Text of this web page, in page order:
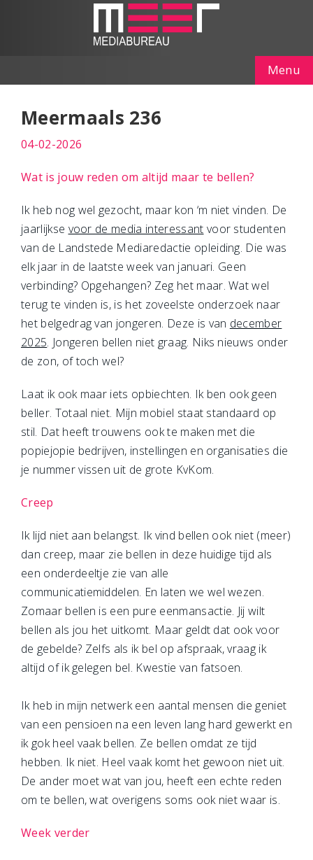
Menu
Meermaals 236
04-02-2026
Wat is jouw reden om altijd maar te bellen?
Ik heb nog wel gezocht, maar kon ‘m niet vinden. De
jaarlijkse voor de media interessant voor studenten
van de Landstede Mediaredactie opleiding. Die was
elk jaar in de laatste week van januari. Geen
verbinding? Opgehangen? Zeg het maar. Wat wel
terug te vinden is, is het zoveelste onderzoek naar
het belgedrag van jongeren. Deze is van december
2025. Jongeren bellen niet graag. Niks nieuws onder
de zon, of toch wel?
Laat ik ook maar iets opbiechten. Ik ben ook geen
beller. Totaal niet. Mijn mobiel staat standaard op
stil. Dat heeft trouwens ook te maken met die
popiejopie bedrijven, instellingen en organisaties die
je nummer vissen uit de grote KvKom.
Creep
Ik lijd niet aan belangst. Ik vind bellen ook niet (meer)
dan creep, maar zie bellen in deze huidige tijd als
een onderdeeltje zie van alle
communicatiemiddelen. En laten we wel wezen.
Zomaar bellen is een pure eenmansactie. Jij wilt
bellen als jou het uitkomt. Maar geldt dat ook voor
de gebelde? Zelfs als ik bel op afspraak, vraag ik
altijd of ik gelegen bel. Kwestie van fatsoen.
Ik heb in mijn netwerk een aantal mensen die geniet
van een pensioen na een leven lang hard gewerkt en
ik gok heel vaak bellen. Ze bellen omdat ze tijd
hebben. Ik niet. Heel vaak komt het gewoon niet uit.
De ander moet wat van jou, heeft een echte reden
om te bellen, wat overigens soms ook niet waar is.
Week verder